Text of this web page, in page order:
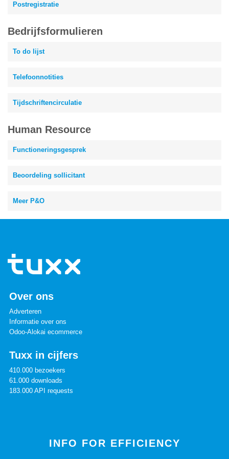
Postregistratie
Bedrijfsformulieren
To do lijst
Telefoonnotities
Tijdschriftencirculatie
Human Resource
Functioneringsgesprek
Beoordeling sollicitant
Meer P&O
Over ons
Adverteren
Informatie over ons
Odoo-Alokai ecommerce
Tuxx in cijfers
410.000 bezoekers
61.000 downloads
183.000 API requests
INFO FOR EFFICIENCY